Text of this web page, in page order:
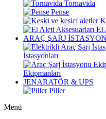
Tornavida
Pense
El
ARAÇ ŞARJ
İstasyonları
Ekipmanları
JENARATÖR & UPS
Piller
Menü